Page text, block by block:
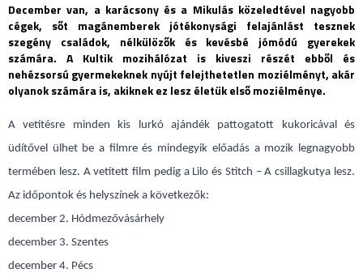
December van, a karácsony és a Mikulás közeledtével nagyobb
cégek, sőt magánemberek jótékonysági felajánlást tesznek
szegény családok, nélkülözők és kevésbé jómódú gyerekek
számára. A Kultik mozihálózat is kiveszi részét ebből és
nehézsorsú gyermekeknek nyújt felejthetetlen moziélményt, akár
olyanok számára is, akiknek ez lesz életük első moziélménye.
A vetítésre minden kis lurkó ajándék pattogatott kukoricával és
üdítővel ülhet be a filmre és mindegyik előadás a mozik legnagyobb
termében lesz. A vetített film pedig a Lilo és Stitch – A csillagkutya lesz.
Az időpontok és helyszínek a következők:
december 2. Hódmezővásárhely
december 3. Szentes
december 4. Pécs